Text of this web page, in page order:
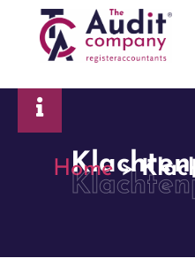
Home>